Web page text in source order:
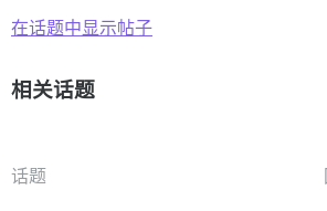
在话题中显示帖子
相关话题
话题